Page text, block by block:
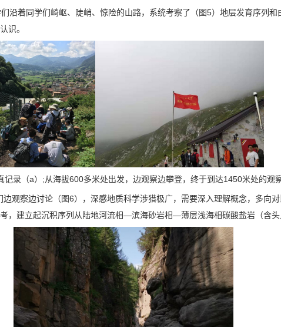
沿着同学们崎岖、陡峭、惊险的山路，系统考察了（图5）地层发育序列
识。
录（a）;从海拔600多米处出发，边观察边攀登，终于到达1450米处的观
观察边讨论（图6），深感地质科学涉猎极广，需要深入理解概念，多向
，建立起沉积序列从陆地河流相—滨海砂岩相—薄层浅海相碳酸盐岩（含头